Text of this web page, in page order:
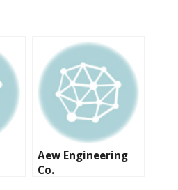
Aew Engineering
Co.